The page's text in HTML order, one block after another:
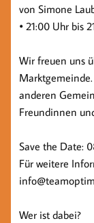
von Simone
• 21:00 Uhr bis
Wir freuen uns
anderen
Freundinnen
Save the Date:
Für weitere
Wer ist dabei?